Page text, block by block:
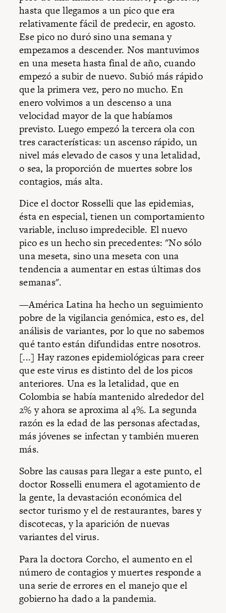
hasta que llegamos a un pico que era
relativamente fácil de predecir, en agosto.
Ese pico no duró sino una semana y
empezamos a descender. Nos mantuvimos
en una meseta hasta final de año, cuando
empezó a subir de nuevo. Subió más rápido
que la primera vez, pero no mucho. En
enero volvimos a un descenso a una
velocidad mayor de la que habíamos
previsto. Luego empezó la tercera ola con
tres características: un ascenso rápido, un
nivel más elevado de casos y una letalidad,
o sea, la proporción de muertes sobre los
contagios, más alta.
Dice el doctor Rosselli que las epidemias,
ésta en especial, tienen un comportamiento
variable, incluso impredecible. El nuevo
pico es un hecho sin precedentes: "No sólo
una meseta, sino una meseta con una
tendencia a aumentar en estas últimas dos
semanas".
—América Latina ha hecho un seguimiento
pobre de la vigilancia genómica, esto es, del
análisis de variantes, por lo que no sabemos
qué tanto están difundidas entre nosotros.
[...] Hay razones epidemiológicas para creer
que este virus es distinto del de los picos
anteriores. Una es la letalidad, que en
Colombia se había mantenido alrededor del
2% y ahora se aproxima al 4%. La segunda
razón es la edad de las personas afectadas,
más jóvenes se infectan y también mueren
más.
Sobre las causas para llegar a este punto, el
doctor Rosselli enumera el agotamiento de
la gente, la devastación económica del
sector turismo y el de restaurantes, bares y
discotecas, y la aparición de nuevas
variantes del virus.
Para la doctora Corcho, el aumento en el
número de contagios y muertes responde a
una serie de errores en el manejo que el
gobierno ha dado a la pandemia.